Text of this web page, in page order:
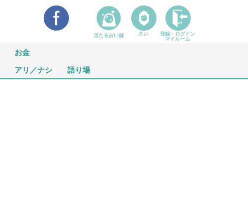
お金
アリ／ナシ 語り場
当たる占い師 占い
登録・ログイン
マイルーム